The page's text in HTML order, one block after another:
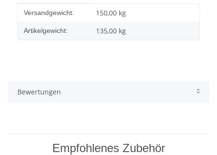
Produkteigenschaft
Wert
Versandgewicht: 150,00 kg
Artikelgewicht: 135,00 kg
Bewertungen
Empfohlenes Zubehör